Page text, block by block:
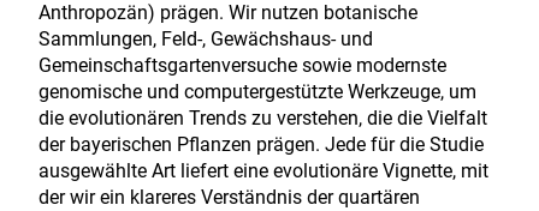
Anthropozän) prägen. Wir nutzen botanische
Sammlungen, Feld-, Gewächshaus- und
Gemeinschaftsgartenversuche sowie modernste
genomische und computergestützte Werkzeuge, um
die evolutionären Trends zu verstehen, die die Vielfalt
der bayerischen Pflanzen prägen. Jede für die Studie
ausgewählte Art liefert eine evolutionäre Vignette, mit
der wir ein klareres Verständnis der quartären